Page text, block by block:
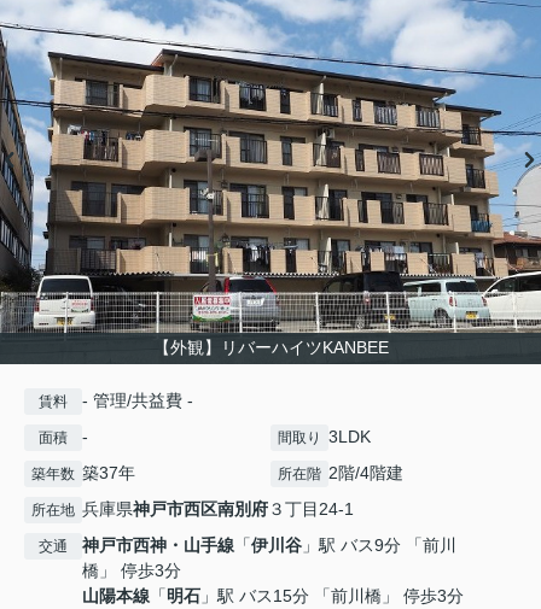
【外観】リバーハイツKANBEE
賃料 - 管理/共益費 -
面積 - 間取り 3LDK
築年数 築37年 所在階 2階/4階建
所在地 兵庫県神戸市西区南別府３丁目24-1
交通 神戸市西神・山手線 「伊川谷 」駅 バス9分 「前川
橋」 停歩3分
山陽本線 「明石 」駅 バス15分 「前川橋」 停歩3分